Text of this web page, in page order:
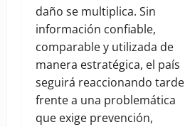
daño se multiplica. Sin
información confiable,
comparable y utilizada de
manera estratégica, el país
seguirá reaccionando tarde
frente a una problemática
que exige prevención,